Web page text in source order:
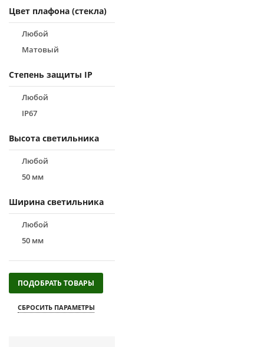
Цвет плафона (стекла)
Любой
Матовый
Степень защиты IP
Любой
IP67
Высота светильника
Любой
50 мм
Ширина светильника
Любой
50 мм